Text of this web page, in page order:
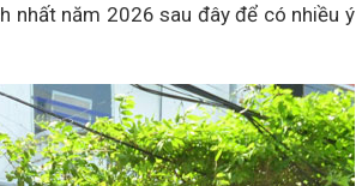
nhất năm 2026 sau đây để có nhiều ý